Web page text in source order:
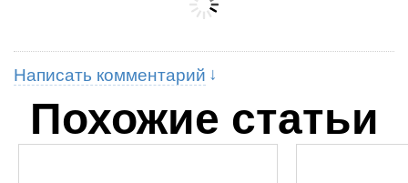
Написать комментарий
Похожие статьи